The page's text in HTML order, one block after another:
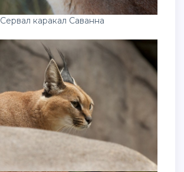
Сервал каракал Саванна